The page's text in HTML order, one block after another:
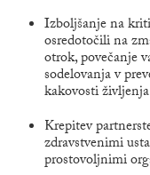
Izboljšanje na
osredotočili na
otrok, povečanje
sodelovanja v
kakovosti
Krepitev
zdravstvenimi
prostovoljnimi